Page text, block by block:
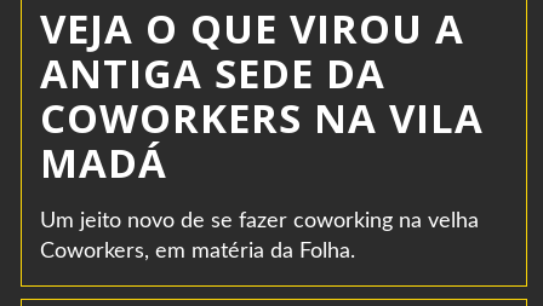
VEJA O QUE VIROU A
ANTIGA SEDE DA
COWORKERS NA VILA
MADÁ
Um jeito novo de se fazer coworking na velha
Coworkers, em matéria da Folha.